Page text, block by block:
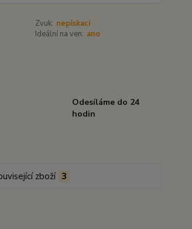
Zvuk: nepískací
Ideální na ven: ano
Odesíláme do 24
hodin
zboží 3